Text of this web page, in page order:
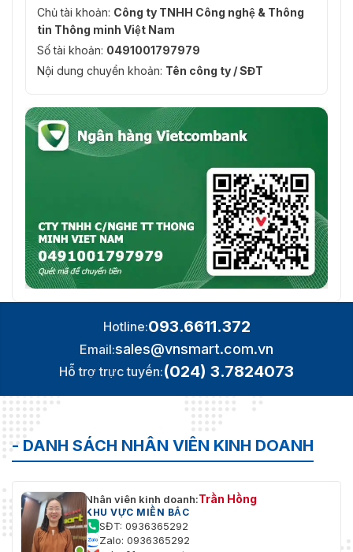
Chủ tài khoản: Công ty TNHH Công nghệ & Thông
tin Thông minh Việt Nam
Số tài khoản: 0491001797979
Nội dung chuyển khoản: Tên công ty / SĐT
Hotline:093.6611.372
Email:sales@vnsmart.com.vn
Hỗ trợ trực tuyến:(024) 3.7824073
- DANH SÁCH NHÂN VIÊN KINH DOANH
Nhân viên kinh doanh:Trần Hồng
KHU VỰC MIỀN BẮC
SĐT: 0936365292
Zalo: 0936365292